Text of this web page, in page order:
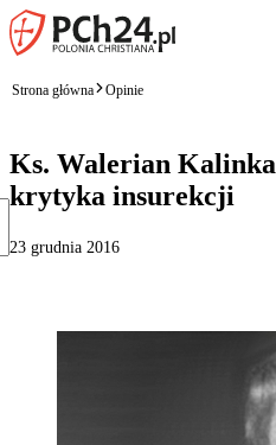
Strona główna Opinie
Ks. Walerian
krytyka insurekcji
23 grudnia 2016